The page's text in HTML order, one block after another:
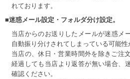
れております。
■迷惑メール設定・フォルダ分け設定。
当店からのお送りしたメールが迷惑メ
自動振り分けされてしまっている可能性
当店の、休日・営業時間外を除きご注
経過しても当店より返答が無い場合、
確認ください。